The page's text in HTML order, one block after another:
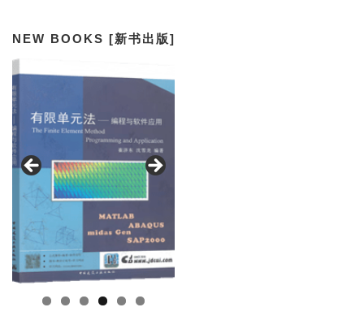
NEW BOOKS [新书出版]